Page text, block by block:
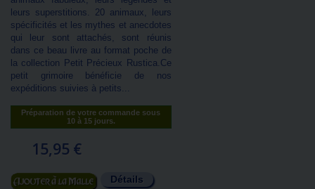
leurs superstitions. 20 animaux, leurs
spécificités et les mythes et anecdotes
qui leur sont attachés, sont réunis
dans ce beau livre au format poche de
la collection Petit Précieux Rustica.Ce
petit grimoire bénéficie de nos
expéditions suivies à petits...
Préparation de votre commande sous
10 à 15 jours.
15,95 €
Ajouter au panier Détails